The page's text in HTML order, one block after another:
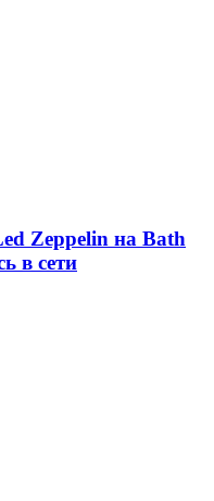
Zeppelin на Bath
в сети